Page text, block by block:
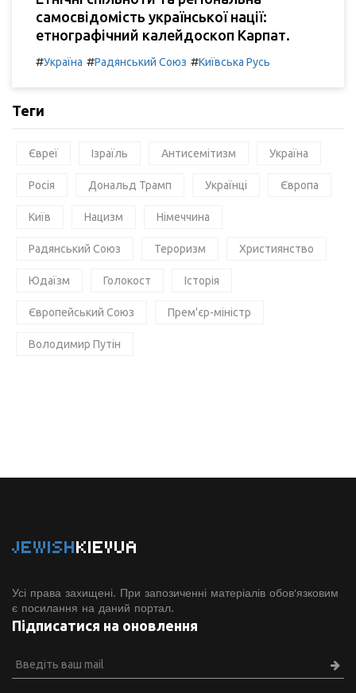
самосвідомість української нації:
етнографічний калейдоскоп Карпат.
#Україна #Радянський Союз #Київська Русь
Теги
Євреї Ізраїль Антисемітизм Україна
Росія Дональд Трамп Українці Європа
Київ Нацизм Німеччина
Радянський Союз Тероризм Християнство
Юдаїзм Голокост Історія
Європейський Союз Прем'єр-міністр
Володимир Путін
JEWISHKIEVUA
Усі права захищені. При запозиченні матеріалів обов'язковим
є посилання на даний портал.
Підписатися на оновлення